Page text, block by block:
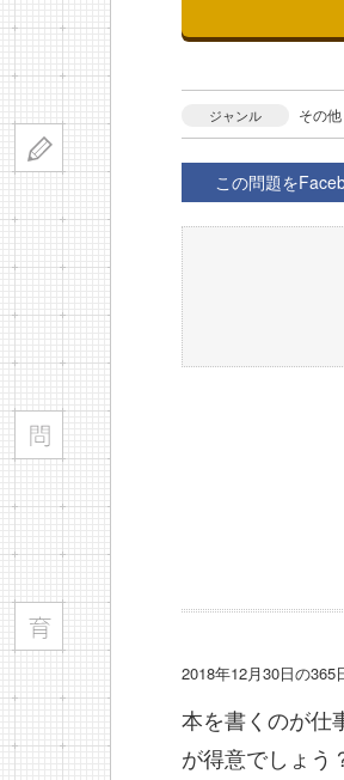
ジャンル その他
この問題を
2018年12月30日の365
本を書くのが仕
が得意でしょう